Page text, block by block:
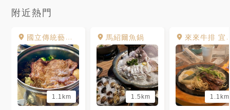
附近熱門
國立傳統藝術中心
1.1km
馬紹爾魚鍋
1.5km
來來牛排 宜蘭店
1.1km